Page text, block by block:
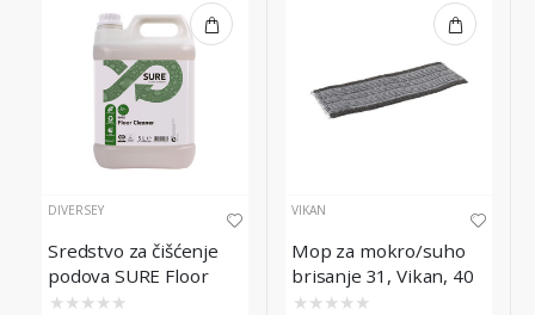
DIVERSEY
Sredstvo za čišćenje
podova SURE Floor
Cleaner, 5L
★ ★ ★ ★ ★
VIKAN
Mop za mokro/suho
brisanje 31, Vikan, 40
cm, sivi
★ ★ ★ ★ ★